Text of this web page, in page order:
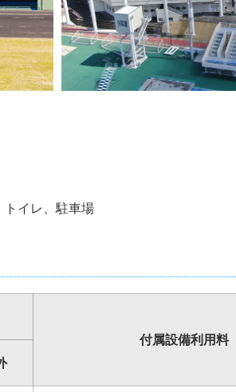
イレ、駐車場
付属設備利用料